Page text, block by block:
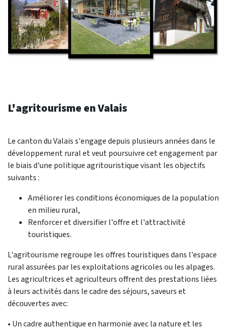
L'agritourisme en Valais
Le canton du Valais s'engage depuis plusieurs années dans le
développement rural et veut poursuivre cet engagement par
le biais d'une politique agritouristique visant les objectifs
suivants :
Améliorer les conditions économiques de la population
en milieu rural,
Renforcer et diversifier l'offre et l'attractivité
touristiques.
L'agritourisme regroupe les offres touristiques dans l'espace
rural assurées par les exploitations agricoles ou les alpages.
Les agricultrices et agriculteurs offrent des prestations liées
à leurs activités dans le cadre des séjours, saveurs et
découvertes avec:
• Un cadre authentique en harmonie avec la nature et les